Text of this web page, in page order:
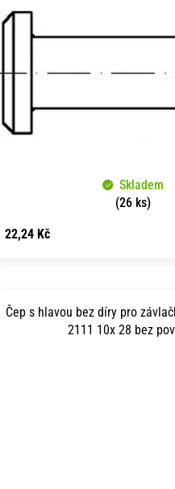
Skladem
(26 ks)
22,24 Kč
Čep s hlavou bez díry pro
2111 10x 28